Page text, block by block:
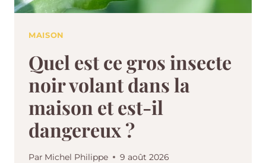
MAISON
Quel est ce gros insecte
noir volant dans la
maison et est-il
dangereux ?
Par Michel Philippe 9 août 2026